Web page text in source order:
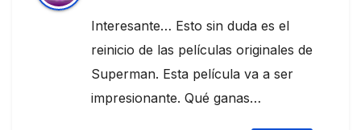
Interesante… Esto sin duda es el
reinicio de las películas originales de
Superman. Esta película va a ser
impresionante. Qué ganas…